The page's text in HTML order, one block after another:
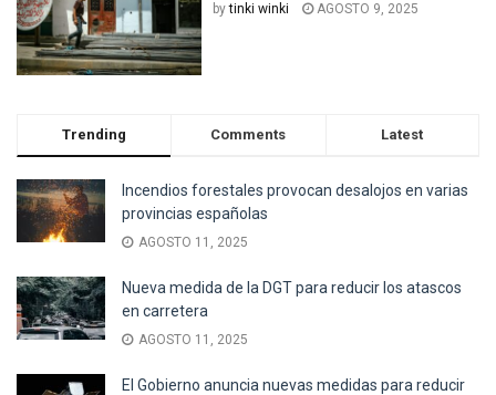
by tinki winki AGOSTO 9, 2025
Trending Comments Latest
Incendios forestales provocan desalojos en varias
provincias españolas
AGOSTO 11, 2025
Nueva medida de la DGT para reducir los atascos
en carretera
AGOSTO 11, 2025
El Gobierno anuncia nuevas medidas para reducir